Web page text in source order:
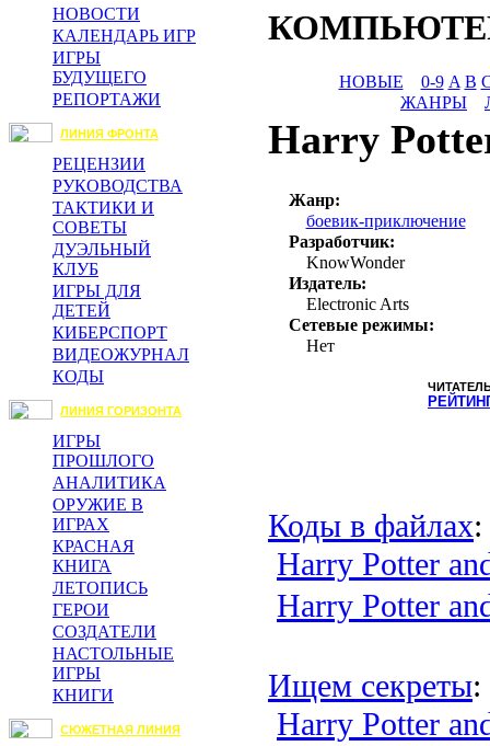
НОВОСТИ
КАЛЕНДАРЬ ИГР
ИГРЫ
БУДУЩЕГО
РЕПОРТАЖИ
ЛИНИЯ ФРОНТА
РЕЦЕНЗИИ
РУКОВОДСТВА
ТАКТИКИ И
СОВЕТЫ
ДУЭЛЬНЫЙ
КЛУБ
ИГРЫ ДЛЯ
ДЕТЕЙ
КИБЕРСПОРТ
ВИДЕОЖУРНАЛ
КОДЫ
ЛИНИЯ ГОРИЗОНТА
ИГРЫ
ПРОШЛОГО
АНАЛИТИКА
ОРУЖИЕ В
ИГРАХ
КРАСНАЯ
КНИГА
ЛЕТОПИСЬ
ГЕРОИ
СОЗДАТЕЛИ
НАСТОЛЬНЫЕ
ИГРЫ
КНИГИ
СЮЖЕТНАЯ ЛИНИЯ
НОВЫЕ 0-9 A B
ЖАНРЫ
Harry
Жанр:
боевик-приключение
Разработчик:
KnowWonder
Издатель:
Electronic Arts
Сетевые режимы:
Нет
Коды в файлах:
Harry Potter
Harry Potter
Ищем секреты:
Harry Potter